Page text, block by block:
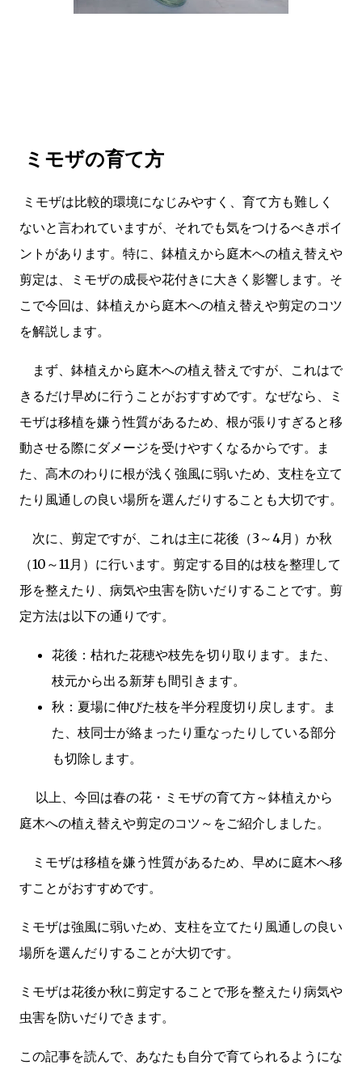
ミモザの育て方
ミモザは比較的環境になじみやすく、育て方も難しく
ないと言われていますが、それでも気をつけるべきポイ
ントがあります。特に、鉢植えから庭木への植え替えや
剪定は、ミモザの成長や花付きに大きく影響します。そ
こで今回は、鉢植えから庭木への植え替えや剪定のコツ
を解説します。
まず、鉢植えから庭木への植え替えですが、これはで
きるだけ早めに行うことがおすすめです。なぜなら、ミ
モザは移植を嫌う性質があるため、根が張りすぎると移
動させる際にダメージを受けやすくなるからです。ま
た、高木のわりに根が浅く強風に弱いため、支柱を立て
たり風通しの良い場所を選んだりすることも大切です。
次に、剪定ですが、これは主に花後（3～4月）か秋
（10～11月）に行います。剪定する目的は枝を整理して
形を整えたり、病気や虫害を防いだりすることです。剪
定方法は以下の通りです。
花後：枯れた花穂や枝先を切り取ります。また、
枝元から出る新芽も間引きます。
秋：夏場に伸びた枝を半分程度切り戻します。ま
た、枝同士が絡まったり重なったりしている部分
も切除します。
以上、今回は春の花・ミモザの育て方～鉢植えから
庭木への植え替えや剪定のコツ～をご紹介しました。
ミモザは移植を嫌う性質があるため、早めに庭木へ移
すことがおすすめです。
ミモザは強風に弱いため、支柱を立てたり風通しの良い
場所を選んだりすることが大切です。
ミモザは花後か秋に剪定することで形を整えたり病気や
虫害を防いだりできます。
この記事を読んで、あなたも自分で育てられるようにな